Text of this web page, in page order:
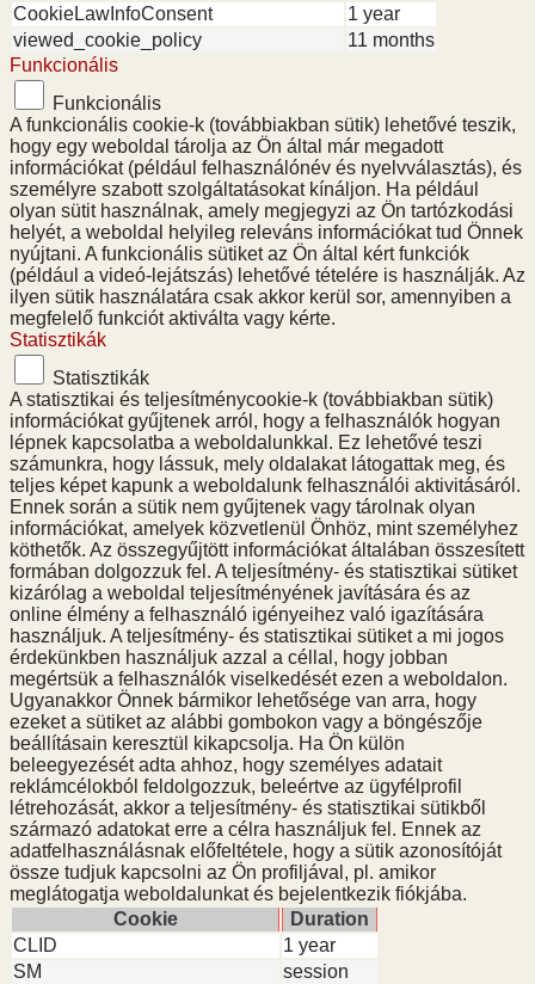
CookieLawInfoConsent
1 year
viewed_cookie_policy
11 months
Funkcionális
Funkcionális
A funkcionális cookie-k (továbbiakban sütik) lehetővé teszik,
hogy egy weboldal tárolja az Ön által már megadott
információkat (például felhasználónév és nyelvválasztás), és
személyre szabott szolgáltatásokat kínáljon. Ha például
olyan sütit használnak, amely megjegyzi az Ön tartózkodási
helyét, a weboldal helyileg releváns információkat tud Önnek
nyújtani. A funkcionális sütiket az Ön által kért funkciók
(például a videó-lejátszás) lehetővé tételére is használják. Az
ilyen sütik használatára csak akkor kerül sor, amennyiben a
megfelelő funkciót aktiválta vagy kérte.
Statisztikák
Statisztikák
A statisztikai és teljesítménycookie-k (továbbiakban sütik)
információkat gyűjtenek arról, hogy a felhasználók hogyan
lépnek kapcsolatba a weboldalunkkal. Ez lehetővé teszi
számunkra, hogy lássuk, mely oldalakat látogattak meg, és
teljes képet kapunk a weboldalunk felhasználói aktivitásáról.
Ennek során a sütik nem gyűjtenek vagy tárolnak olyan
információkat, amelyek közvetlenül Önhöz, mint személyhez
köthetők. Az összegyűjtött információkat általában összesített
formában dolgozzuk fel. A teljesítmény- és statisztikai sütiket
kizárólag a weboldal teljesítményének javítására és az
online élmény a felhasználó igényeihez való igazítására
használjuk. A teljesítmény- és statisztikai sütiket a mi jogos
érdekünkben használjuk azzal a céllal, hogy jobban
megértsük a felhasználók viselkedését ezen a weboldalon.
Ugyanakkor Önnek bármikor lehetősége van arra, hogy
ezeket a sütiket az alábbi gombokon vagy a böngészője
beállításain keresztül kikapcsolja. Ha Ön külön
beleegyezését adta ahhoz, hogy személyes adatait
reklámcélokból feldolgozzuk, beleértve az ügyfélprofil
létrehozását, akkor a teljesítmény- és statisztikai sütikből
származó adatokat erre a célra használjuk fel. Ennek az
adatfelhasználásnak előfeltétele, hogy a sütik azonosítóját
össze tudjuk kapcsolni az Ön profiljával, pl. amikor
meglátogatja weboldalunkat és bejelentkezik fiókjába.
Cookie
Duration
CLID
1 year
SM
session